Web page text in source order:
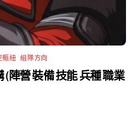
樞紐 ,組隊方向
(陣營 裝備 技能 兵種 職業